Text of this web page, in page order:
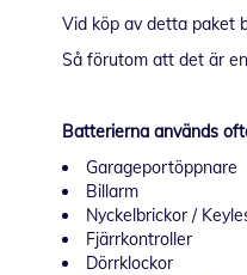
Vid köp av detta paket
Så förutom att det är
Batterierna används
Garageportöppnare
Billarm
Nyckelbrickor /
Fjärrkontroller
Dörrklockor